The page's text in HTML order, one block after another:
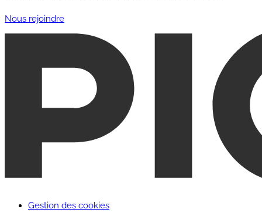
Nous rejoindre
Gestion des cookies